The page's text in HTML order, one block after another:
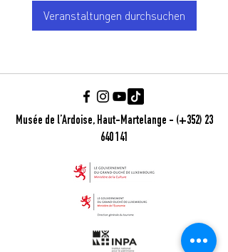
Veranstaltungen durchsuchen
Musée de l’Ardoise, Haut-Martelange - (+352) 23
640 141